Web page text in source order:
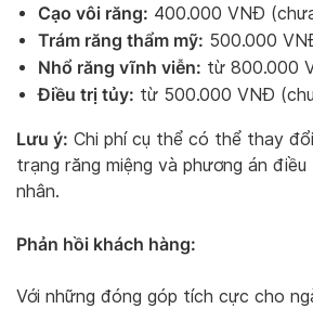
Cạo vôi răng: 400.000 VNĐ
Trám răng thẩm mỹ: 500.000
Nhổ răng vĩnh viễn: từ 800.000
Điều trị tủy: từ 500.000 VNĐ
Lưu ý: Chi phí cụ thể có thể thay
trạng răng miệng và phương án
nhân.
Phản hồi khách hàng:
Với những đóng góp tích cực cho